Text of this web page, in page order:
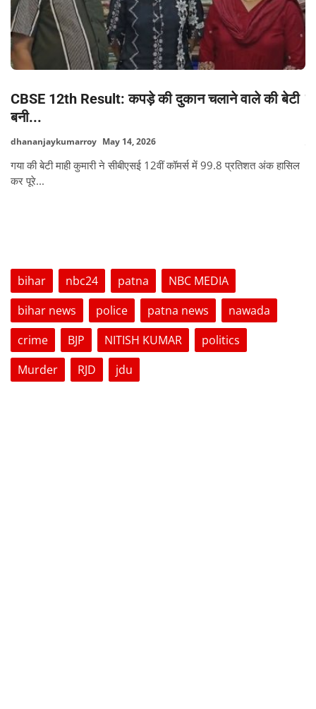
CBSE 12th Result: कपड़े की दुकान चलाने वाले की बेटी
बनी...
dhananjaykumarroy May 14, 2026
गया की बेटी माही कुमारी ने सीबीएसई 12वीं कॉमर्स में 99.8 प्रतिशत अंक हासिल
कर पूरे...
bihar nbc24 patna
NBC MEDIA
bihar news
police patna news
nawada
crime
BJP NITISH KUMAR
politics
Murder
RJD jdu